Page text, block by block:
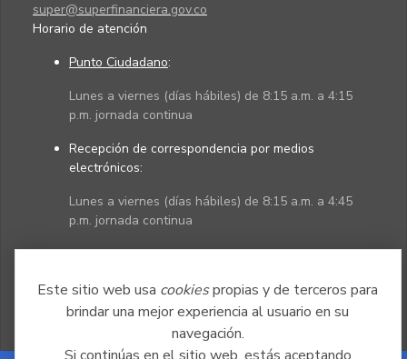
Este sitio web usa cookiespropias y de terceros para
brindar una mejor experiencia al usuario en su
navegación.
super@superfinanciera.gov.co
Horario de atención
Punto Ciudadano:
Lunes a viernes (días hábiles) de 8:15 a.m. a 4:15
p.m. jornada continua
Recepción de correspondencia por medios
electrónicos:
Lunes a viernes (días hábiles) de 8:15 a.m. a 4:45
p.m. jornada continua